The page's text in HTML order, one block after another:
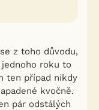
z toho důvodu,
roku to
ten případ nikdy
kvočně.
pár odstálých